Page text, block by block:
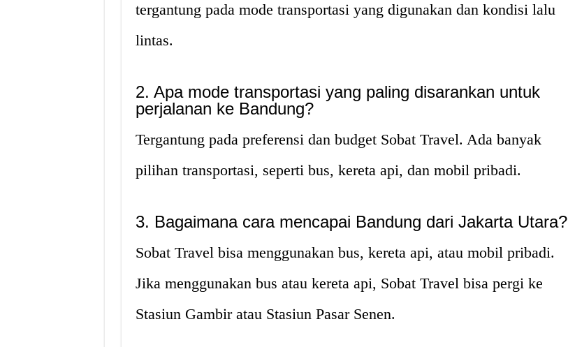
tergantung pada mode transportasi yang digunakan dan kondisi lalu
lintas.
2. Apa mode transportasi yang paling disarankan untuk
perjalanan ke Bandung?
Tergantung pada preferensi dan budget Sobat Travel. Ada banyak
pilihan transportasi, seperti bus, kereta api, dan mobil pribadi.
3. Bagaimana cara mencapai Bandung dari Jakarta Utara?
Sobat Travel bisa menggunakan bus, kereta api, atau mobil pribadi.
Jika menggunakan bus atau kereta api, Sobat Travel bisa pergi ke
Stasiun Gambir atau Stasiun Pasar Senen.